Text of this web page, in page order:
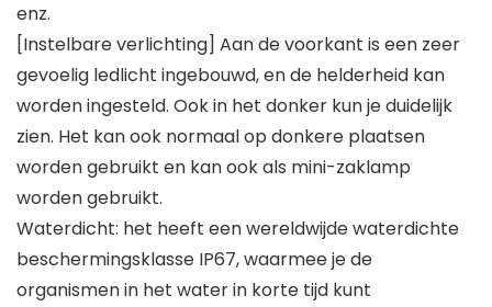
enz.
[Instelbare verlichting] Aan de voorkant is een zeer
gevoelig ledlicht ingebouwd, en de helderheid kan
worden ingesteld. Ook in het donker kun je duidelijk
zien. Het kan ook normaal op donkere plaatsen
worden gebruikt en kan ook als mini-zaklamp
worden gebruikt.
Waterdicht: het heeft een wereldwijde waterdichte
beschermingsklasse IP67, waarmee je de
organismen in het water in korte tijd kunt